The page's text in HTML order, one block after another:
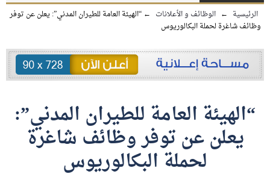
الرئيسية ← الوظائف و الأعلانات ← “الهيئة العامة للطيران المدني”: يعلن عن توفر
وظائف شاغرة لحملة البكالوريوس
“الهيئة العامة للطيران المدني”:
يعلن عن توفر وظائف شاغرة
لحملة البكالوريوس